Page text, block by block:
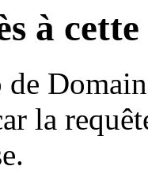
à
la